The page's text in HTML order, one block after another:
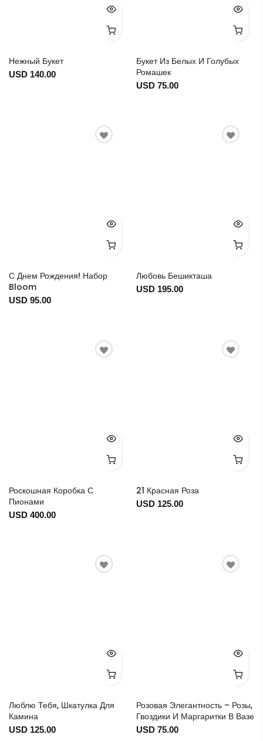
Нежный Букет
USD 140.00
Букет Из Белых И Голубых
Ромашек
USD 75.00
С Днем Рождения! Набор
Bloom
USD 95.00
Любовь Бешикташа
USD 195.00
Роскошная Коробка С
Пионами
USD 400.00
21 Красная Роза
USD 125.00
Люблю Тебя, Шкатулка Для
Камина
USD 125.00
Розовая Элегантность – Розы,
Гвоздики И Маргаритки В Вазе
USD 75.00